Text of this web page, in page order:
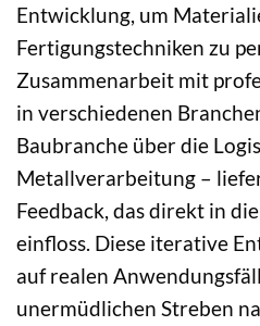
Entwicklung, um
Fertigungstechniken zu
Zusammenarbeit mit
in verschiedenen
Baubranche über die
Metallverarbeitung –
Feedback, das direkt in
einfloss. Diese iterative
auf realen
unermüdlichen Streben